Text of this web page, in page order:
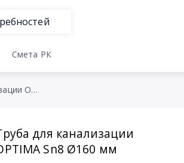
Смета РК
Труба для канализации OPTIMA Sn8 Ø160 мм
для канализации
Sn8 Ø160 мм